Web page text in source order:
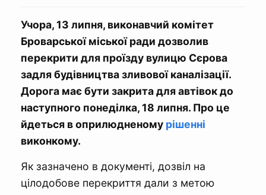
Учора, 13 липня, виконавчий комітет
Броварської міської ради дозволив
перекрити для проїзду вулицю Сєрова
задля будівництва зливової каналізації.
Дорога має бути закрита для автівок до
наступного понеділка, 18 липня. Про це
йдеться в оприлюдненому рішенні
виконкому.
Як зазначено в документі, дозвіл на
цілодобове перекриття дали з метою